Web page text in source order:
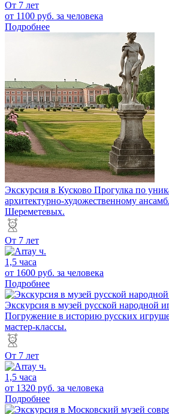
От 7 лет
от 1100 руб. за человека
Подробнее
Экскурсия в Кусково Прогулка по
архитектурно-художественному
Шереметевых.
От 7 лет
1,5 часа
от 1600 руб. за человека
Подробнее
Экскурсия в музей русской народной
Погружение в историю русских
мастер-классы.
От 7 лет
1,5 часа
от 1320 руб. за человека
Подробнее